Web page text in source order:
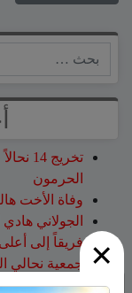
×
الحرمون
وفاة الأخت
الجولاني
فريقاً إلى
جمعية نحالي
مكافحة